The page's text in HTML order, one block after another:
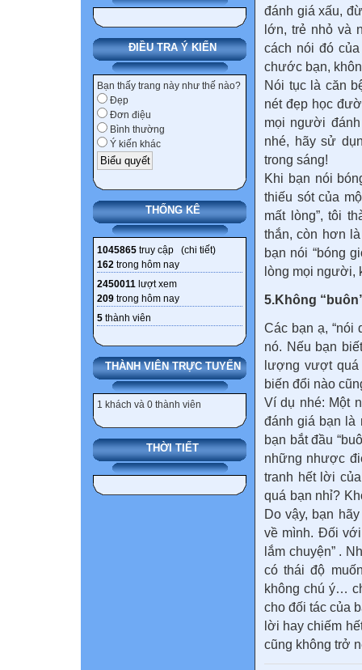
ĐIỀU TRA Ý KIẾN
Bạn thấy trang này như thế nào?
Đẹp
Đơn điệu
Bình thường
Ý kiến khác
THỐNG KÊ
1045865 truy cập (chi tiết)
162 trong hôm nay
2450011 lượt xem
209 trong hôm nay
5 thành viên
THÀNH VIÊN TRỰC TUYẾN
1 khách và 0 thành viên
THỜI TIẾT
đánh giá xấu,
lớn, trẻ nhỏ và
cách nói đó
chước bạn,
Nói tục là căn
nét đẹp học
mọi người
nhé, hãy sử
trong sáng!
Khi bạn nói
thiếu sót của
mất lòng”, tôi
thắn, còn hơn
bạn nói “bóng
lòng mọi người,
5.Không
Các bạn ạ, “nói
nó. Nếu bạn
lượng vượt
biến đổi nào
Ví dụ nhé: Một
đánh giá bạn là
bạn bắt đầu
những nhược
tranh hết lời
quá bạn nhỉ?
Do vậy, bạn
về mình. Đối
lắm chuyện” .
có thái độ
không chú ý…
cho đối tác của
lời hay chiếm
cũng không trở